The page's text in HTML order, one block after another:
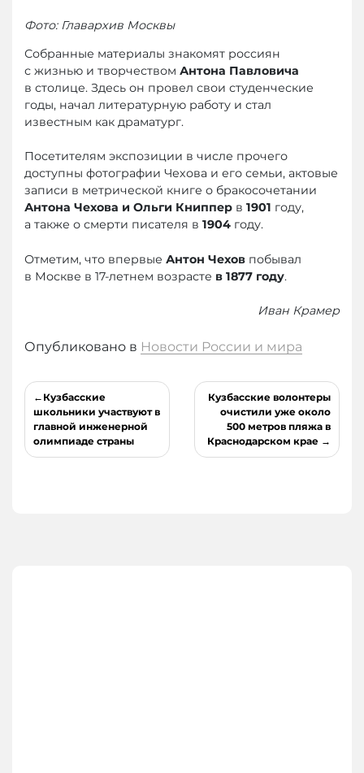
Фото: Главархив Москвы
Собранные материалы знакомят россиян
с жизнью и творчеством Антона Павловича
в столице. Здесь он провел свои студенческие
годы, начал литературную работу и стал
известным как драматург.
Посетителям экспозиции в числе прочего
доступны фотографии Чехова и его семьи, актовые
записи в метрической книге о бракосочетании
Антона Чехова и Ольги Книппер в 1901 году,
а также о смерти писателя в 1904 году.
Отметим, что впервые Антон Чехов побывал
в Москве в 17-летнем возрасте в 1877 году.
Иван Крамер
Опубликовано в Новости России и мира
Навигация
по
записям
Кузбасские
школьники участвуют в
главной инженерной
олимпиаде страны
Кузбасские волонтеры
очистили уже около
500 метров пляжа в
Краснодарском крае